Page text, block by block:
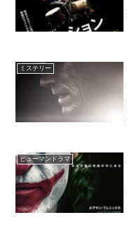
ミステリー
ヒューマンドラマ